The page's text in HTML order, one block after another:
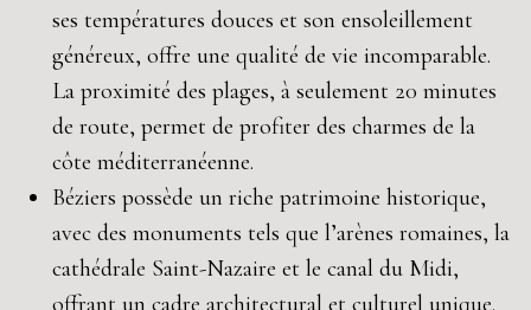
ses températures douces et son ensoleillement
généreux, offre une qualité de vie incomparable.
La proximité des plages, à seulement 20 minutes
de route, permet de profiter des charmes de la
côte méditerranéenne.
Béziers possède un riche patrimoine historique,
avec des monuments tels que l’arènes romaines, la
cathédrale Saint-Nazaire et le canal du Midi,
offrant un cadre architectural et culturel unique.